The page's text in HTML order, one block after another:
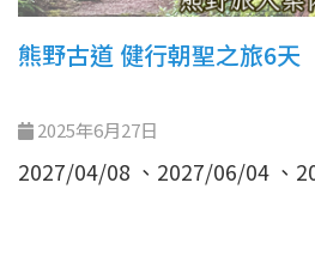
熊野古道 健行朝聖之旅6天
2025年6月27日
2027/04/08 、2027/06/04 、